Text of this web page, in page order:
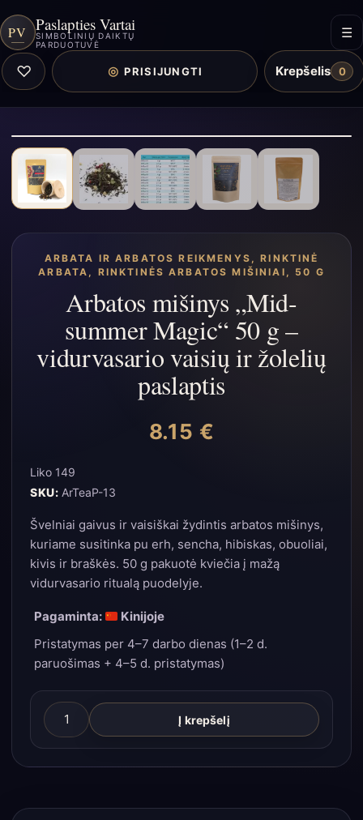
PV Paslapties Vartai
SIMBOLINIŲ DAIKTŲ
PARDUOTUVĖ
☰
♡ ◎ PRISIJUNGTI Krepšelis 0
ARBATA IR ARBATOS REIKMENYS ,RINKTINĖ
ARBATA , RINKTINĖS ARBATOS MIŠINIAI, 50 G
Arbatos mišinys „Mid-
summer Magic“ 50 g –
vidurvasario vaisių ir žolelių
paslaptis
8.15 €
Liko 149
SKU: ArTeaP-13
Švelniai gaivus ir vaisiškai žydintis arbatos mišinys,
kuriame susitinka pu erh, sencha, hibiskas, obuoliai,
kivis ir braškės. 50 g pakuotė kviečia į mažą
vidurvasario ritualą puodelyje.
Pagaminta:
Kinijoje
Pristatymas per 4–7 darbo dienas (1–2 d.
paruošimas + 4–5 d. pristatymas)
produkto
kiekis:
Arbatos
Į krepšelį